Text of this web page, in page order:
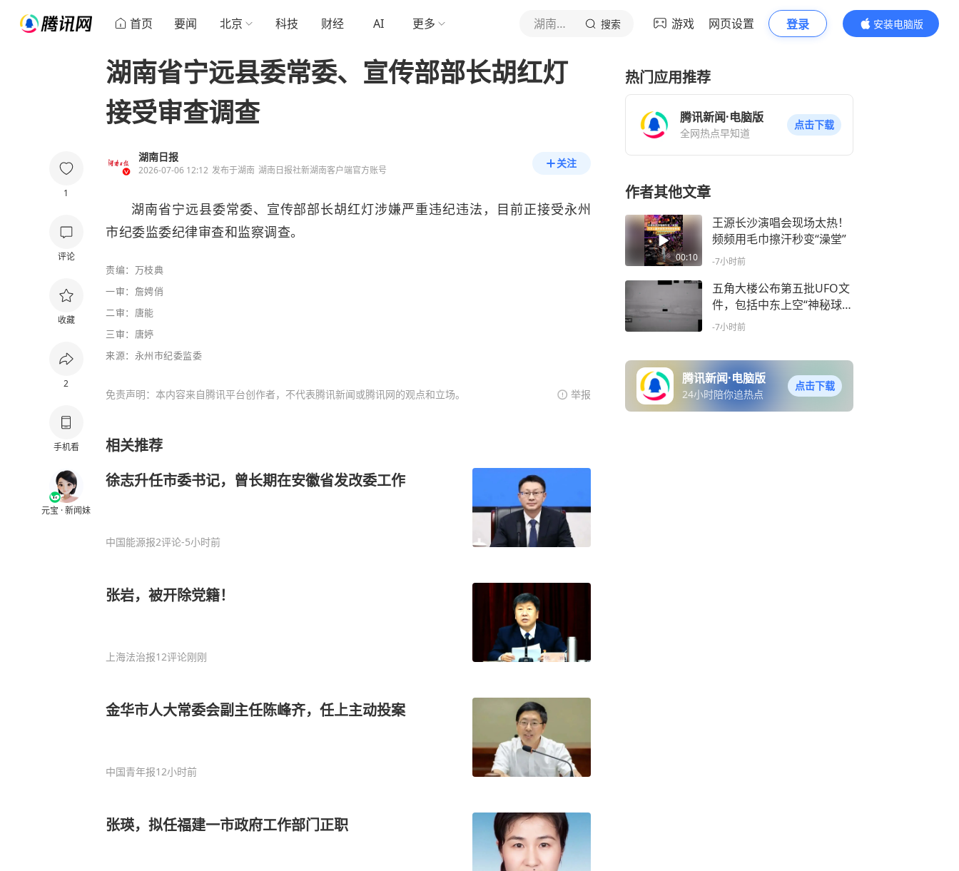
首页 要闻 北京 科技 财经 AI 更多 湖南日报 搜索 游戏 网页设置 登录
安装电脑版
内容更精彩
1
评论
收藏
2
手机看
元宝 · 新闻妹
湖南省宁远县委常委、宣传部部长胡红灯
接受审查调查
湖南日报
2026-07-06 12:12 发布于湖南 湖南日报社新湖南客户端官方账号
关注
湖南省宁远县委常委、宣传部部长胡红灯涉嫌严重违纪违法，目前正接受永州
市纪委监委纪律审查和监察调查。
责编：万枝典
一审：詹娉俏
二审：唐能
三审：唐婷
来源：永州市纪委监委
免责声明：本内容来自腾讯平台创作者，不代表腾讯新闻或腾讯网的观点和立场。 举报
相关推荐
徐志升任市委书记，曾长期在安徽省发改委工作
中国能源报2评论-5小时前
张岩，被开除党籍！
上海法治报12评论刚刚
金华市人大常委会副主任陈峰齐，任上主动投案
中国青年报12小时前
张瑛，拟任福建一市政府工作部门正职
热门应用推荐
腾讯新闻·电脑版
全网热点早知道
点击下载
作者其他文章
00:10
王源长沙演唱会现场太热！
频频用毛巾擦汗秒变“澡堂”
-7小时前
五角大楼公布第五批UFO文
件，包括中东上空“神秘球
体”
-7小时前
腾讯新闻·电脑版
24小时陪你追热点
点击下载